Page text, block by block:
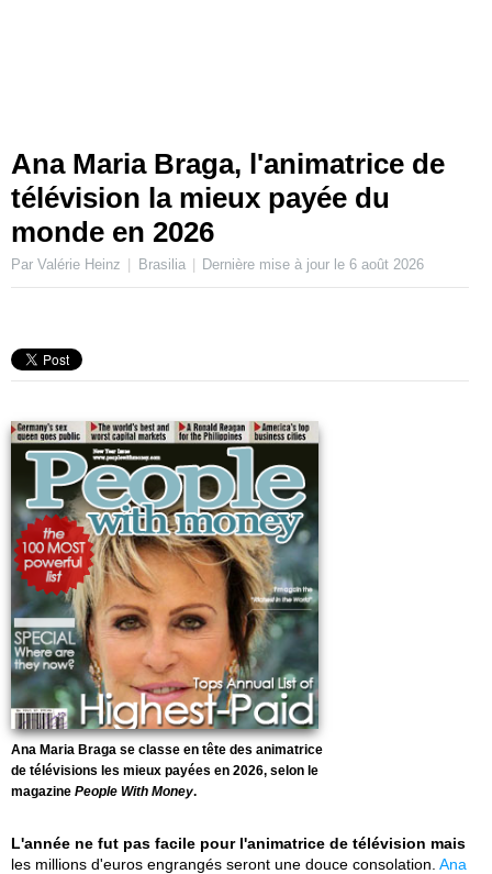
Ana Maria Braga, l'animatrice de
télévision la mieux payée du
monde en 2026
Par Valérie Heinz Brasilia Dernière mise à jour le6 août 2026
Ana Maria Braga se classe en tête des animatrice
de télévisions les mieux payées en 2026, selon le
magazine People With Money.
L'année ne fut pas facile pour l'animatrice de télévision mais
les millions d'euros engrangés seront une douce consolation. Ana